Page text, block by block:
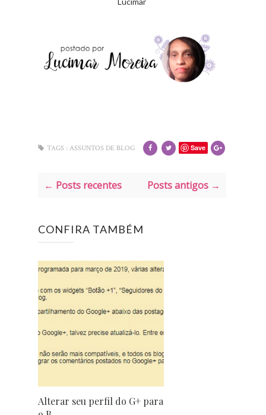
Save
TAGS : ASSUNTOS DE BLOG
← Posts recentes Posts antigos →
CONFIRA TAMBÉM
Alterar seu perfil do G+ para